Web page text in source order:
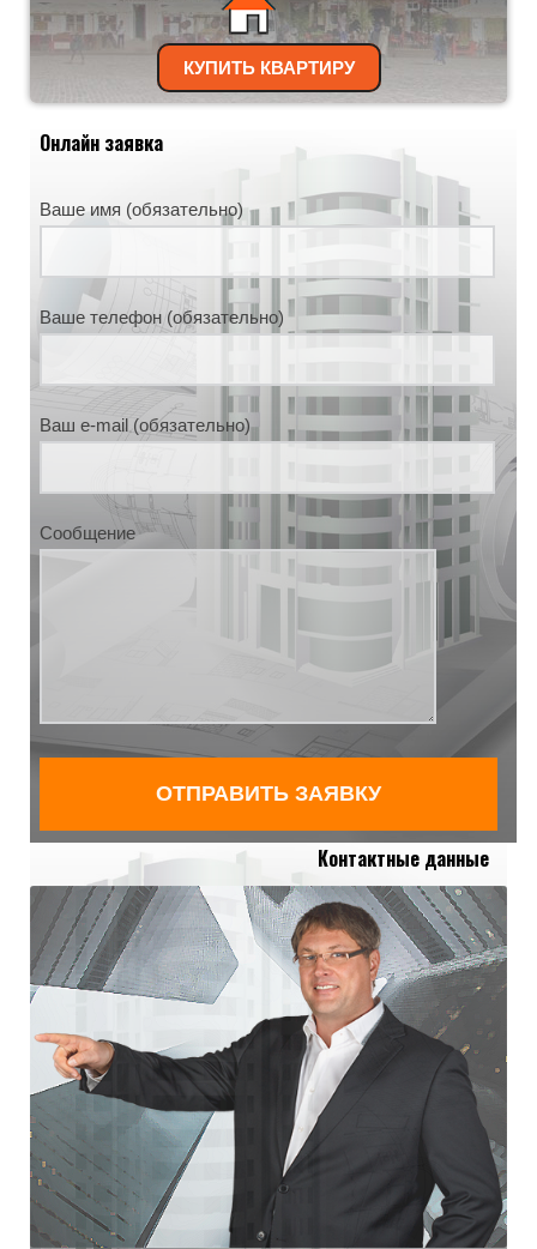
КУПИТЬ КВАРТИРУ
Онлайн заявка
Ваше имя (обязательно)
Ваше телефон (обязательно)
Ваш e-mail (обязательно)
Сообщение
Контактные данные